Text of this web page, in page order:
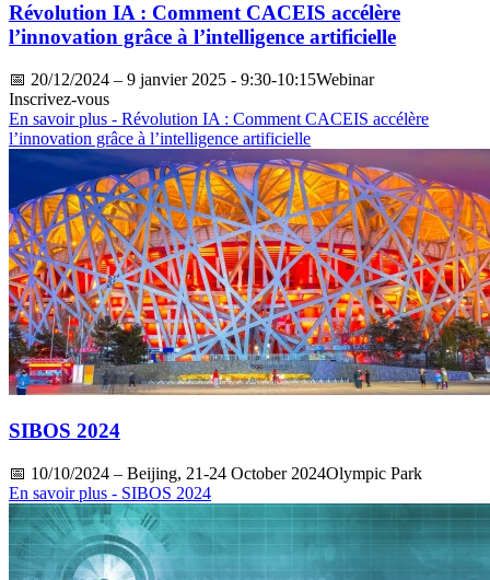
Révolution IA : Comment CACEIS accélère
l’innovation grâce à l’intelligence artificielle
📅 20/12/2024 – 9 janvier 2025 - 9:30-10:15Webinar
Inscrivez-vous
En savoir plus - Révolution IA : Comment CACEIS accélère
l’innovation grâce à l’intelligence artificielle
SIBOS 2024
📅 10/10/2024 – Beijing, 21-24 October 2024Olympic Park
En savoir plus - SIBOS 2024